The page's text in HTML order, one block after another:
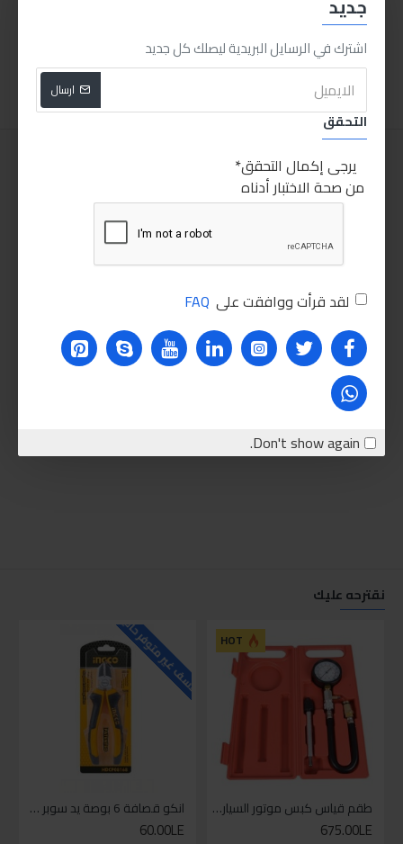
جديد
اشترك في الرسايل البريدية ليصلك كل جديد
ارسال
التحقق
يرجى إكمال التحقق
من صحة الاختبار أدناه
لقد قرأت ووافقت على FAQ
Don't show again.
بلاور انكو 400 وات
275.00LE
اضافة للسلة اضافة للسلة
نقترحه عليك
HOT
طقم قياس كبس موتور السياره 3 ق
675.00LE
للاسف غير متوفر حاليا
انكو قصافة 6 بوصة يد سوبر وان
60.00LE